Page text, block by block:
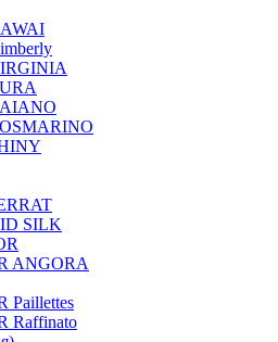
SILK
ANGORA
Paillettes
Raffinato